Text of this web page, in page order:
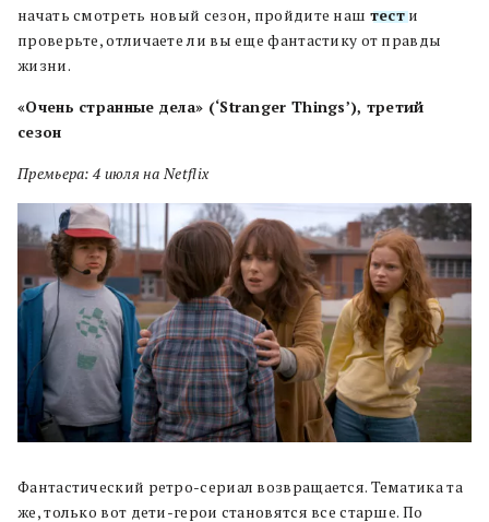
начать смотреть новый сезон, пройдите наш тести
проверьте, отличаете ли вы еще фантастику от правды
жизни.
«Очень странные дела» (‘Stranger Things’), третий
сезон
Премьера: 4 июля на Netflix
Фантастический ретро-сериал возвращается. Тематика та
же, только вот дети-герои становятся все старше. По